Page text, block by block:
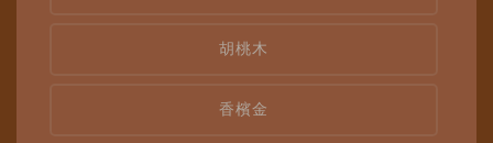
胡桃木
香檳金